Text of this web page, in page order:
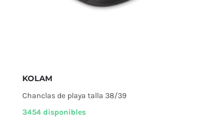
KOLAM
Chanclas de playa talla 38/39
3454 disponibles